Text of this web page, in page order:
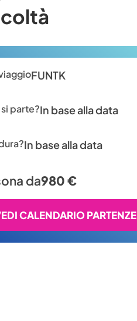
FUNTK
parte?In base alla data
In base alla data
da980 €
CALENDARIO PARTENZE